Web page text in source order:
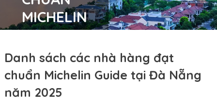
MICHELIN
GUIDE TẠI
ĐÀ NẴNG
NĂM 2025
Danh sách các nhà hàng đạt
chuẩn Michelin Guide tại Đà Nẵng
năm 2025